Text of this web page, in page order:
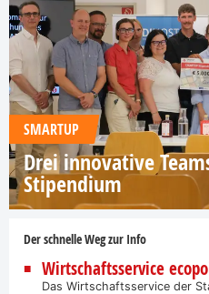
SMARTUP
Drei innovative
Stipendium
Der schnelle Weg zur Info
Wirtschaftsservice
Das Wirtschaftsservice der